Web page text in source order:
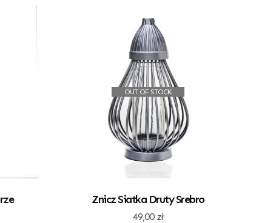
OUT OF STOCK
Znicz Siatka Druty Srebro
49,00 zł